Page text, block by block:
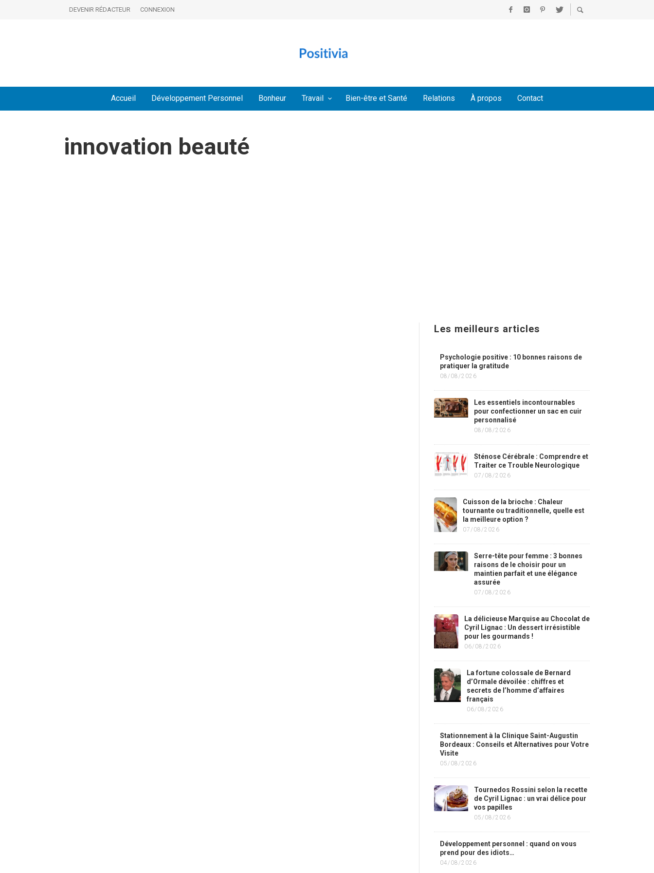
DEVENIR RÉDACTEUR CONNEXION
Accueil Développement Personnel Bonheur Travail Bien-être et Santé Relations À propos Contact
innovation beauté
Les meilleurs articles
Psychologie positive : 10 bonnes raisons de
pratiquer la gratitude
08/08/2026
Les essentiels incontournables
pour confectionner un sac en cuir
personnalisé
08/08/2026
Sténose Cérébrale : Comprendre et
Traiter ce Trouble Neurologique
07/08/2026
Cuisson de la brioche : Chaleur
tournante ou traditionnelle, quelle est
la meilleure option ?
07/08/2026
Serre-tête pour femme : 3 bonnes
raisons de le choisir pour un
maintien parfait et une élégance
assurée
07/08/2026
La délicieuse Marquise au Chocolat de
Cyril Lignac : Un dessert irrésistible
pour les gourmands !
06/08/2026
La fortune colossale de Bernard
d’Ormale dévoilée : chiffres et
secrets de l’homme d’affaires
français
06/08/2026
Stationnement à la Clinique Saint-Augustin
Bordeaux : Conseils et Alternatives pour Votre
Visite
05/08/2026
Tournedos Rossini selon la recette
de Cyril Lignac : un vrai délice pour
vos papilles
05/08/2026
Développement personnel : quand on vous
prend pour des idiots…
04/08/2026